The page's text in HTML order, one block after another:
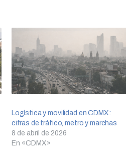
Logística y movilidad en CDMX:
cifras de tráfico, metro y marchas
8 de abril de 2026
En «CDMX»